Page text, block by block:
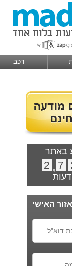
רכב
באתר
7
,
2
האישי